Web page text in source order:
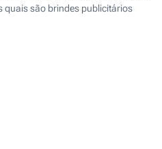
quais são brindes publicitários